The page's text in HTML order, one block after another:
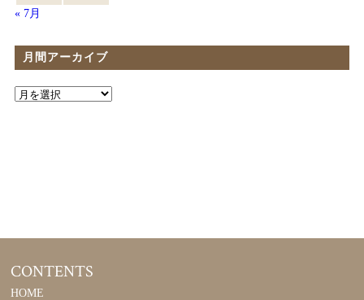
« 7月
月間アーカイブ
CONTENTS
HOME